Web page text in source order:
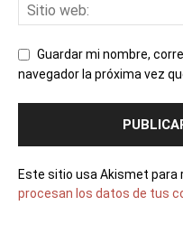
Guardar mi nombre,
navegador la próxima vez
Este sitio usa Akismet para
procesan los datos de tus